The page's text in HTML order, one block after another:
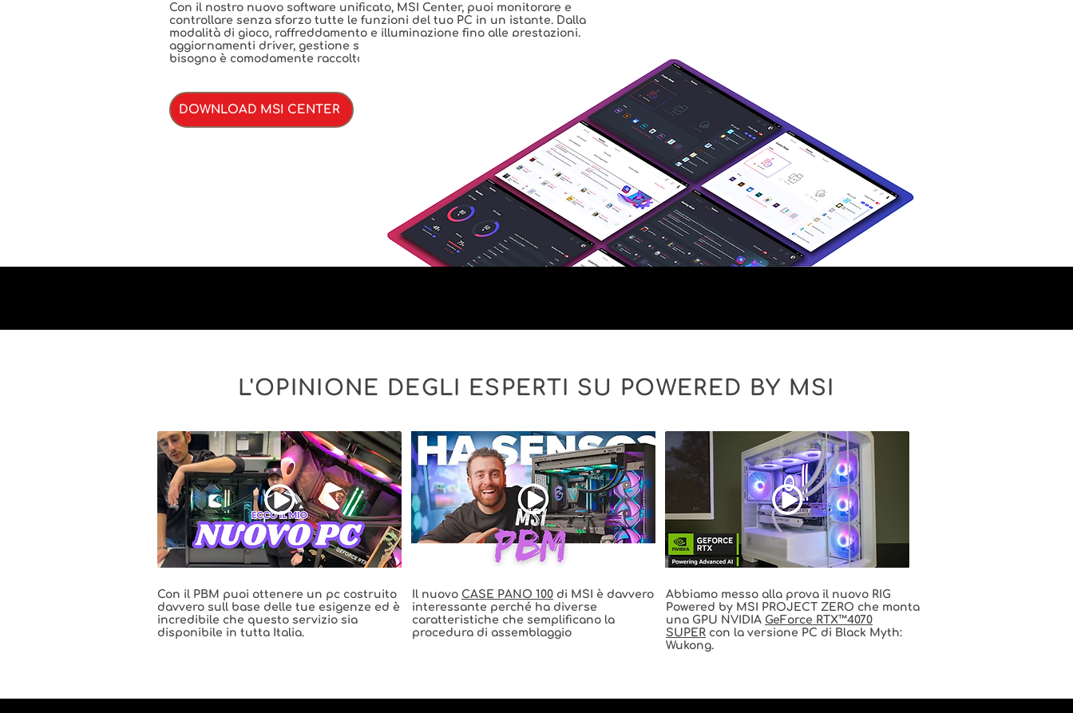
Con il nostro nuovo software unificato, MSI Center, puoi monitorare e
controllare senza sforzo tutte le funzioni del tuo PC in un istante. Dalla
modalità di gioco, raffreddamento e illuminazione fino alle prestazioni,
aggiornamenti driver, gestione storage e altro ancora: tutto ciò di cui hai
bisogno è comodamente raccolto in un unico posto!
DOWNLOAD MSI CENTER
L'OPINIONE DEGLI ESPERTI SU POWERED BY MSI
Con il PBM puoi ottenere un pc costruito
davvero sull base delle tue esigenze ed è
incredibile che questo servizio sia
disponibile in tutta Italia.
Il nuovo CASE PANO 100 di MSI è davvero
interessante perché ha diverse
caratteristiche che semplificano la
procedura di assemblaggio
Abbiamo messo alla prova il nuovo RIG
Powered by MSI PROJECT ZERO che monta
una GPU NVIDIA GeForce RTX™4070
SUPER con la versione PC di Black Myth:
Wukong.